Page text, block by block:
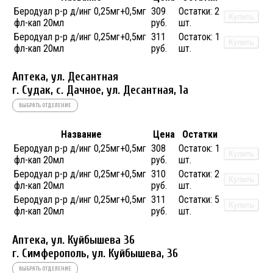
Беродуал р-р д/инг 0,25мг+0,5мг
фл-кап 20мл
309
руб.
Остатки: 2
шт.
Купить
Беродуал р-р д/инг 0,25мг+0,5мг
фл-кап 20мл
311
руб.
Остаток: 1
шт.
Купить
Аптека, ул. Десантная
г. Судак, с. Дачное, ул. Десантная, 1а
ВЫБРАТЬ ОТДЕЛЕНИЕ
Название Цена
Остатки
Беродуал р-р д/инг 0,25мг+0,5мг
фл-кап 20мл
308
руб.
Остаток: 1
шт.
Купить
Беродуал р-р д/инг 0,25мг+0,5мг
фл-кап 20мл
310
руб.
Остатки: 2
шт.
Купить
Беродуал р-р д/инг 0,25мг+0,5мг
фл-кап 20мл
311
руб.
Остатки: 5
шт.
Купить
Аптека, ул. Куйбышева 36
г. Симферополь, ул. Куйбышева, 36
ВЫБРАТЬ ОТДЕЛЕНИЕ